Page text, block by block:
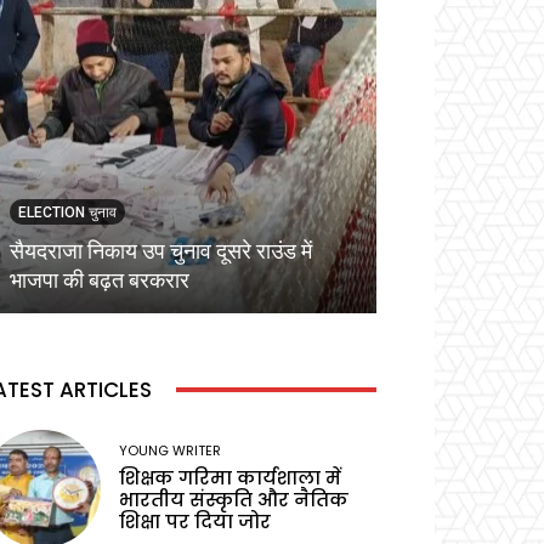
ELECTION चुनाव
सैयदराजा निकाय उप चुनाव दूसरे राउंड में
भाजपा की बढ़त बरकरार
ARTICLES
YOUNG WRITER
शिक्षक गरिमा कार्यशाला में
भारतीय संस्कृति और नैतिक
शिक्षा पर दिया जोर